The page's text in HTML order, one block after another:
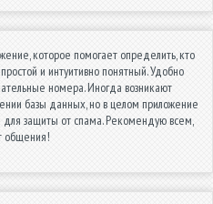
которое помогает определить, кто
и интуитивно понятный. Удобно
номера. Иногда возникают
базы данных, но в целом приложение
для защиты от спама. Рекомендую всем,
общения!